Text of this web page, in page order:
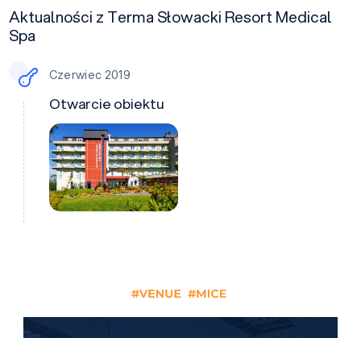
Aktualności z Terma Słowacki Resort Medical
Spa
Czerwiec 2019
Otwarcie obiektu